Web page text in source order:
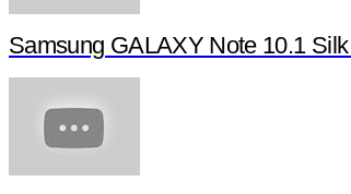
Samsung GALAXY Note 10.1